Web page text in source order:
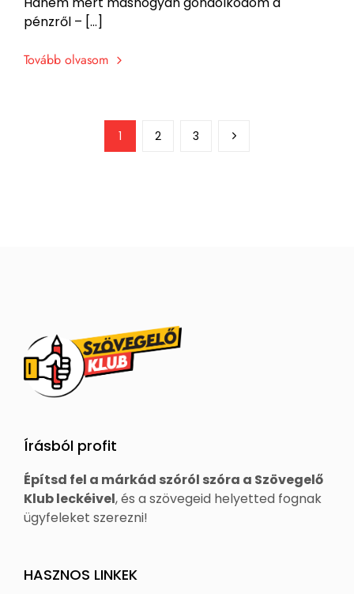
pénzről – […]
Tovább olvasom
1 2 3
Írásból profit
Építsd fel a márkád szóról szóra a Szövegelő
Klub leckéivel, és a szövegeid helyetted fognak
ügyfeleket szerezni!
HASZNOS LINKEK